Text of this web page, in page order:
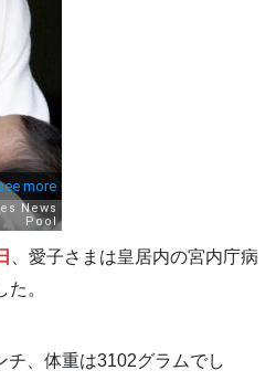
、愛子さまは皇居内の宮内庁病
。
チ、体重は3102グラムでし